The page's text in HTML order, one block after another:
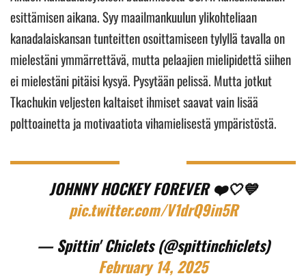
esittämisen aikana. Syy maailmankuulun ylikohteliaan
kanadalaiskansan tunteitten osoittamiseen tylyllä tavalla on
mielestäni ymmärrettävä, mutta pelaajien mielipidettä siihen
ei mielestäni pitäisi kysyä. Pysytään pelissä. Mutta jotkut
Tkachukin veljesten kaltaiset ihmiset saavat vain lisää
polttoainetta ja motivaatiota vihamielisestä ympäristöstä.
JOHNNY HOCKEY FOREVER ❤️🤍💙
pic.twitter.com/V1drQ9in5R
— Spittin' Chiclets (@spittinchiclets)
February 14, 2025